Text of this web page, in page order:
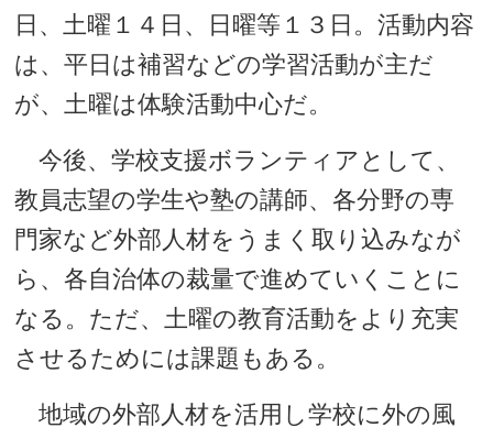
日、土曜１４日、日曜等１３日。活動内容
は、平日は補習などの学習活動が主だ
が、土曜は体験活動中心だ。
今後、学校支援ボランティアとして、
教員志望の学生や塾の講師、各分野の専
門家など外部人材をうまく取り込みなが
ら、各自治体の裁量で進めていくことに
なる。ただ、土曜の教育活動をより充実
させるためには課題もある。
地域の外部人材を活用し学校に外の風